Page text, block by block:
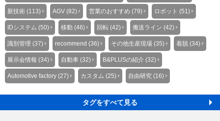
新技術 (113) AGV (82) 営業のおすすめ (79) ロボット (51)
IDシステム (50) 移動 (46) 回転 (42) 搬送ライン (42)
識別管理 (37) recommend (36) その他生産現場 (35) 着脱 (34)
展示会情報 (34) 自動車 (32) B&PLUSの紹介 (32)
Automotive factory (27) カスタム (25) 自由研究 (16)
タグをすべて見る